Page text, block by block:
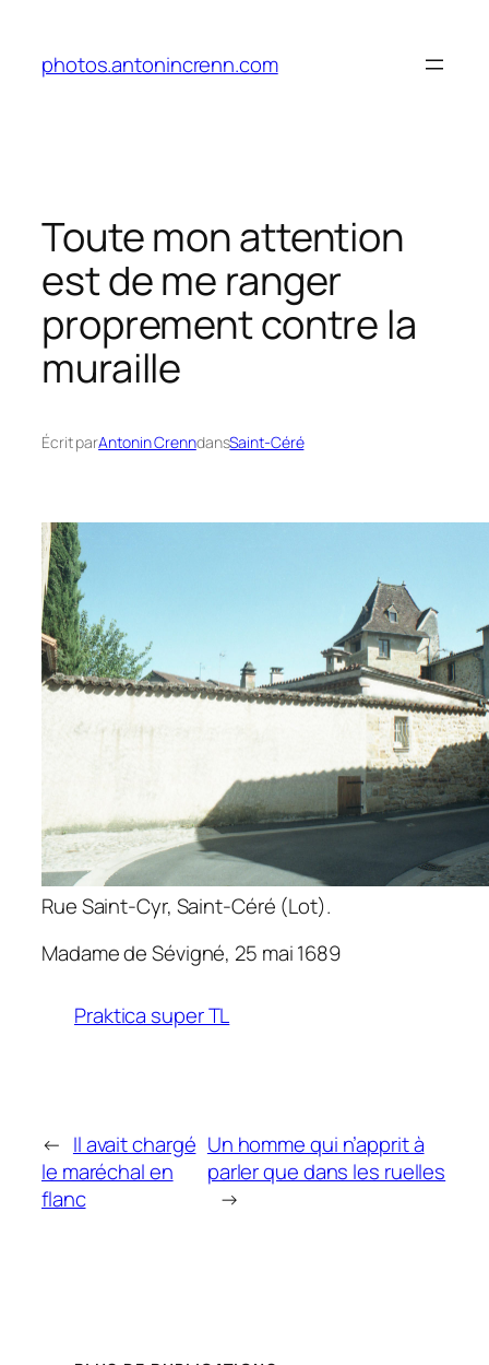
contenu
photos.antonincrenn.com
Toute mon attention
est de me ranger
proprement contre la
muraille
Écrit parAntonin CrenndansSaint-Céré
Rue Saint-Cyr, Saint-Céré (Lot).
Madame de Sévigné, 25 mai 1689
Praktica super TL
← Il avait chargé
le maréchal en
flanc
Un homme qui n’apprit à
parler que dans les ruelles
→